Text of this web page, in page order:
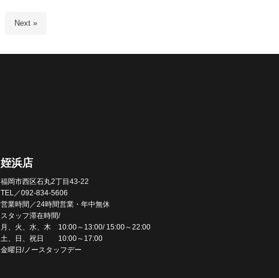
Next »
姪浜店
福岡市西区石丸2丁目43-22
TEL／092-834-5606
営業時間／24時間営業・年中無休
スタッフ滞在時間/
月、火、水、木 10:00～13:00/ 15:00～22:00
土、日、祝日 10:00～17:00
金曜日/ノースタッフデー